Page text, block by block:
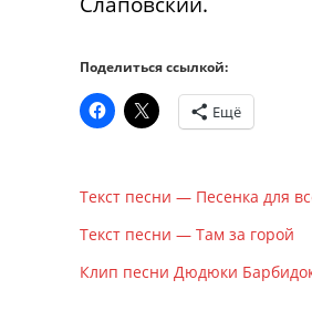
Поделиться ссылкой:
Ещё
Текст песни — Песенка для
Текст песни — Там за горой
Клип песни Дюдюки